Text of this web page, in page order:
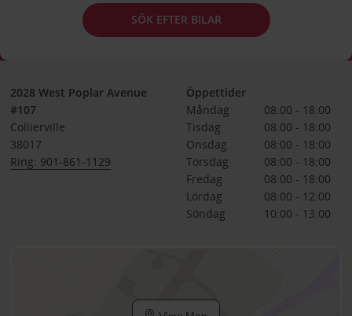
SÖK EFTER BILAR
2028 West Poplar Avenue
#107
Collierville
38017
Ring: 901-861-1129
Öppettider
Måndag
08:00 - 18:00
Tisdag
08:00 - 18:00
Onsdag
08:00 - 18:00
Torsdag
08:00 - 18:00
Fredag
08:00 - 18:00
Lördag
08:00 - 12:00
Söndag
10:00 - 13:00